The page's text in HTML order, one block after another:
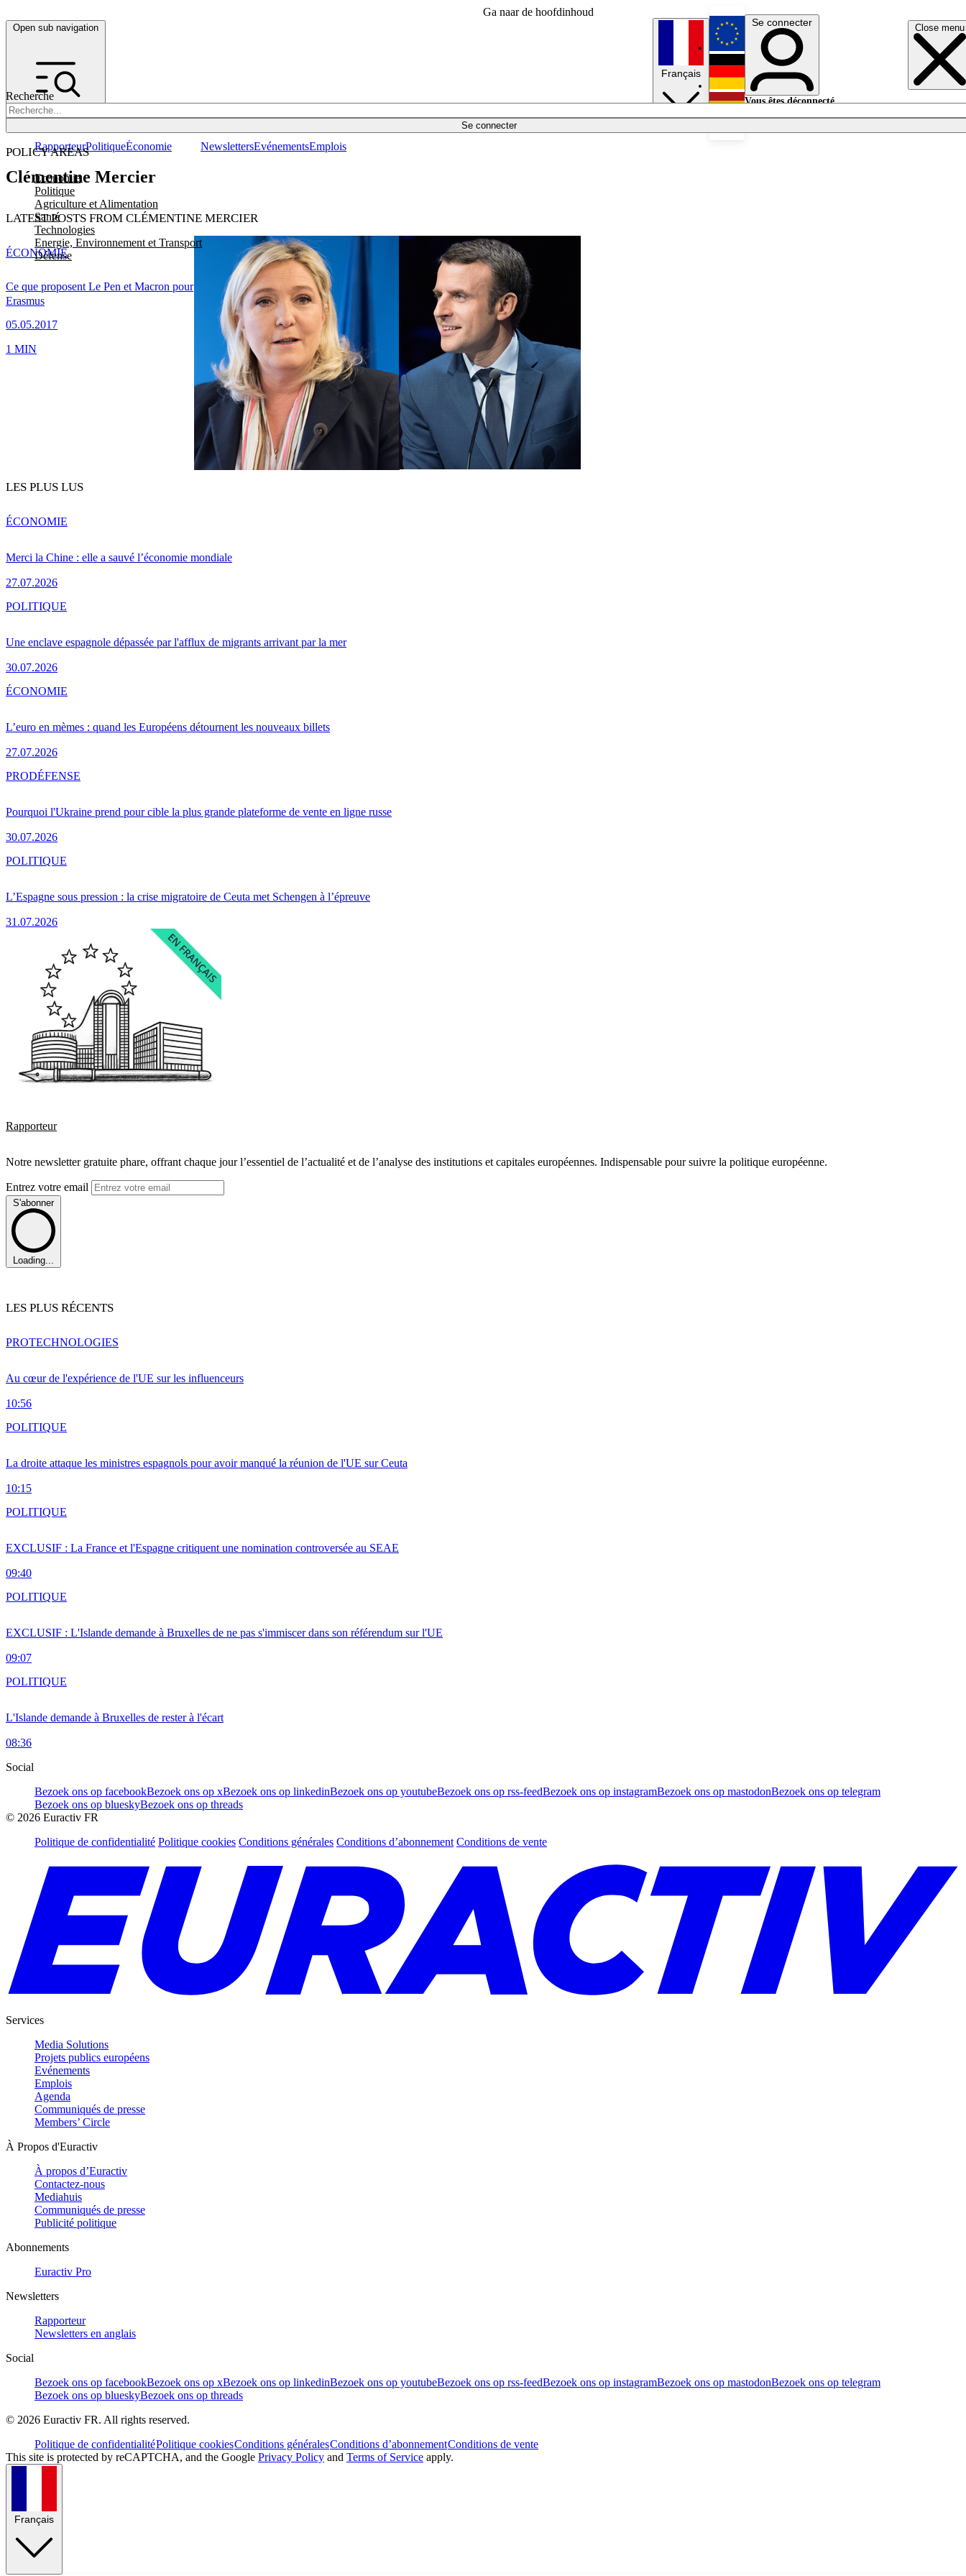
Ga naar de hoofdinhoud
Open sub navigation Close menu
Recherche
Se connecter
POLICY AREAS
Economie
Politique
Agriculture et Alimentation
Santé
Technologies
Energie, Environnement et Transport
Défense
RapporteurPolitiqueÉconomie NewslettersEvénementsEmplois
Français
English
Deutsch
Se connecter
Vous êtes déconnecté.
Clémentine Mercier
LATEST POSTS FROM CLÉMENTINE MERCIER
Ce que proposent Le Pen et Macron pour
Erasmus
05.05.2017
ÉCONOMIE
1 MIN
LES PLUS LUS
Merci la Chine : elle a sauvé l’économie mondiale
27.07.2026
ÉCONOMIE
Une enclave espagnole dépassée par l'afflux de migrants arrivant par la mer
30.07.2026
POLITIQUE
L’euro en mèmes : quand les Européens détournent les nouveaux billets
27.07.2026
ÉCONOMIE
Pourquoi l'Ukraine prend pour cible la plus grande plateforme de vente en ligne russe
30.07.2026
PRODÉFENSE
L’Espagne sous pression : la crise migratoire de Ceuta met Schengen à l’épreuve
31.07.2026
POLITIQUE
Rapporteur
Notre newsletter gratuite phare, offrant chaque jour l’essentiel de l’actualité et de l’analyse des institutions et capitales européennes. Indispensable pour suivre la politique européenne.
Entrez votre email
S'abonner
Loading...
LES PLUS RÉCENTS
Au cœur de l'expérience de l'UE sur les influenceurs
10:56
PROTECHNOLOGIES
La droite attaque les ministres espagnols pour avoir manqué la réunion de l'UE sur Ceuta
10:15
POLITIQUE
EXCLUSIF : La France et l'Espagne critiquent une nomination controversée au SEAE
09:40
POLITIQUE
EXCLUSIF : L'Islande demande à Bruxelles de ne pas s'immiscer dans son référendum sur l'UE
09:07
POLITIQUE
L'Islande demande à Bruxelles de rester à l'écart
08:36
POLITIQUE
Social
Bezoek ons op facebookBezoek ons op xBezoek ons op linkedinBezoek ons op youtubeBezoek ons op rss-feedBezoek ons op instagramBezoek ons op mastodonBezoek ons op telegram
Bezoek ons op blueskyBezoek ons op threads
© 2026 Euractiv FR
Politique de confidentialité Politique cookies Conditions générales Conditions d’abonnement Conditions de vente
Services
Media Solutions
Projets publics européens
Evénements
Emplois
Agenda
Communiqués de presse
Members’ Circle
À Propos d'Euractiv
À propos d’Euractiv
Contactez-nous
Mediahuis
Communiqués de presse
Publicité politique
Abonnements
Euractiv Pro
Newsletters
Rapporteur
Newsletters en anglais
Social
Bezoek ons op facebookBezoek ons op xBezoek ons op linkedinBezoek ons op youtubeBezoek ons op rss-feedBezoek ons op instagramBezoek ons op mastodonBezoek ons op telegram
Bezoek ons op blueskyBezoek ons op threads
© 2026 Euractiv FR. All rights reserved.
Politique de confidentialitéPolitique cookiesConditions généralesConditions d’abonnementConditions de vente
This site is protected by reCAPTCHA, and the Google Privacy Policy and Terms of Service apply.
Français